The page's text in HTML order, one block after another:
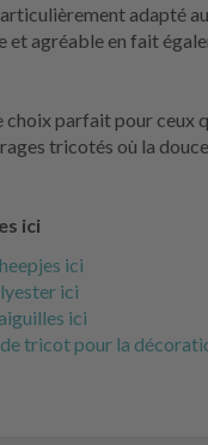
adapté
et agréable en fait
choix parfait pour
tricotés où la
ici
ici
ici
ici
tricot pour la